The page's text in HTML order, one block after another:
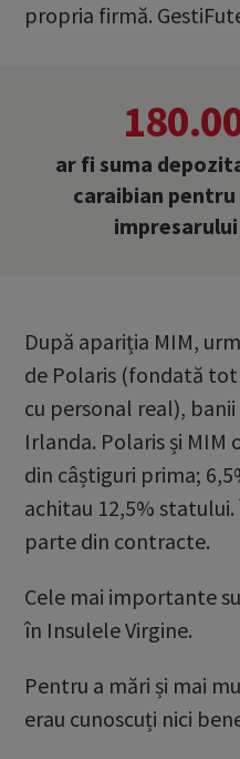
propria firmă.
ar fi suma
caraibian
După apariția MIM,
de Polaris (fondată
cu personal real),
Irlanda. Polaris și MIM
din câștiguri prima;
achitau 12,5%
parte din contracte.
Cele mai importante
în Insulele Virgine.
Pentru a mări și mai
erau cunoscuți nici